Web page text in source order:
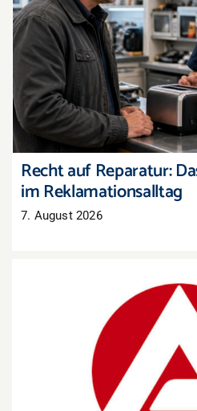
Recht auf Reparatur:
Recht auf Reparatur:
im Reklamationsalltag
7. August 2026
Arbeitsmarkt Westpfalz:
auch mehr